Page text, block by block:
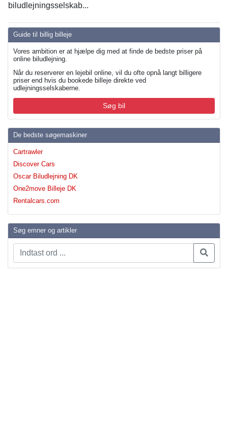
Guide til billig billeje
Vores ambition er at hjælpe dig med at finde de bedste priser på
online biludlejning.
Når du reserverer en lejebil online, vil du ofte opnå langt billigere
priser end hvis du bookede billeje direkte ved
udlejningsselskaberne.
Søg bil
De bedste søgemaskiner
Cartrawler
Discover Cars
Oscar Biludlejning DK
One2move Billeje DK
Rentalcars.com
Søg emner og artikler
biludlejningsselskab...